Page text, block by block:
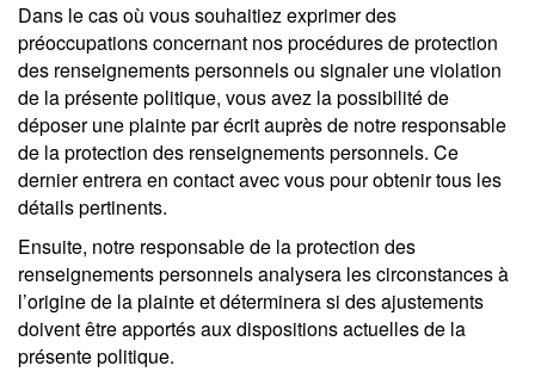
Dans le cas où vous souhaitiez exprimer des
préoccupations concernant nos procédures de protection
des renseignements personnels ou signaler une violation
de la présente politique, vous avez la possibilité de
déposer une plainte par écrit auprès de notre responsable
de la protection des renseignements personnels. Ce
dernier entrera en contact avec vous pour obtenir tous les
détails pertinents.
Ensuite, notre responsable de la protection des
renseignements personnels analysera les circonstances à
l’origine de la plainte et déterminera si des ajustements
doivent être apportés aux dispositions actuelles de la
présente politique.